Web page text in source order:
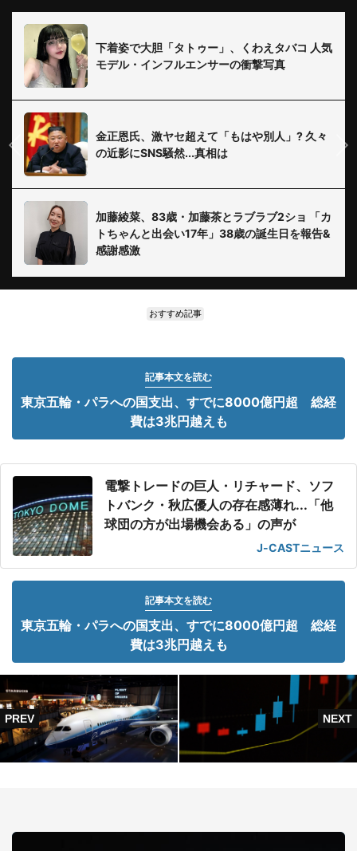
下着姿で大胆「タトゥー」、くわえタバコ 人気
モデル・インフルエンサーの衝撃写真
金正恩氏、激ヤセ超えて「もはや別人」? 久々
の近影にSNS騒然...真相は
加藤綾菜、83歳・加藤茶とラブラブ2ショ 「カ
トちゃんと出会い17年」38歳の誕生日を報告&
感謝感激
おすすめ記事
記事本文を読む
東京五輪・パラへの国支出、すでに8000億円超 総経
費は3兆円越えも
電撃トレードの巨人・リチャード、ソフ
トバンク・秋広優人の存在感薄れ...「他
球団の方が出場機会ある」の声が
J-CASTニュース
記事本文を読む
東京五輪・パラへの国支出、すでに8000億円超 総経
費は3兆円越えも